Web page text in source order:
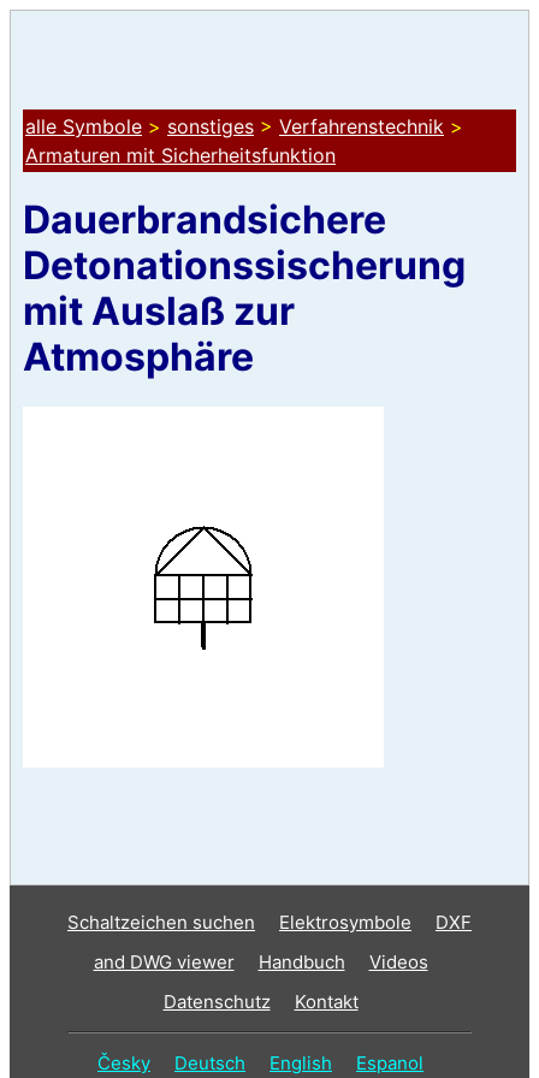
alle Symbole > sonstiges > Verfahrenstechnik >
Armaturen mit Sicherheitsfunktion
Dauerbrandsichere
Detonationssischerung
mit Auslaß zur
Atmosphäre
Schaltzeichen suchen Elektrosymbole
DXF
and DWG viewer
Handbuch
Videos
Datenschutz
Kontakt
Česky Deutsch English Espanol